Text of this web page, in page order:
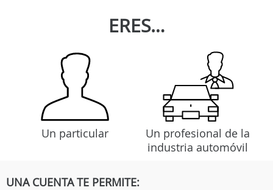
ERES…
Un particular
Un profesional de la
industria automóvil
UNA CUENTA TE PERMITE: